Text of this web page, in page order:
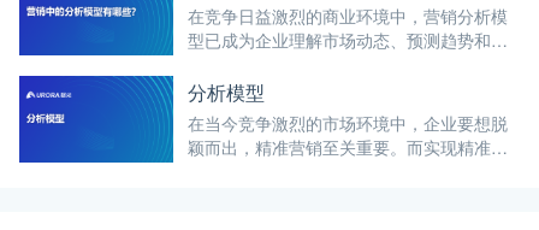
类型。
在竞争日益激烈的商业环境中，营销分析模
型已成为企业理解市场动态、预测趋势和优
业能够洞察消费者行为、评估市场策略的有
效性，并制定更加精准的营销计划。
分析模型
在当今竞争激烈的市场环境中，企业要想脱
颖而出，精准营销至关重要。而实现精准营